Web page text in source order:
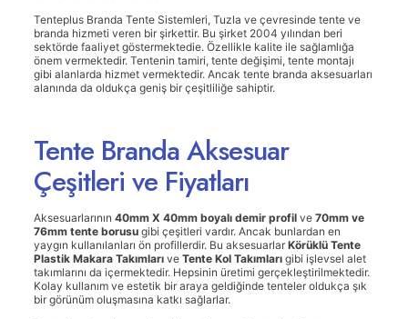
Tenteplus Branda Tente Sistemleri, Tuzla ve çevresinde tente ve
branda hizmeti veren bir şirkettir. Bu şirket 2004 yılından beri
sektörde faaliyet göstermektedie. Özellikle kalite ile sağlamlığa
önem vermektedir. Tentenin tamiri, tente değişimi, tente montajı
gibi alanlarda hizmet vermektedir. Ancak tente branda aksesuarları
alanında da oldukça geniş bir çeşitliliğe sahiptir.
Tente Branda Aksesuar
Çeşitleri ve Fiyatları
Aksesuarlarının 40mm X 40mm boyalı demir profilve 70mm ve
76mm tente borusu gibi çeşitleri vardır. Ancak bunlardan en
yaygın kullanılanları ön profillerdir. Bu aksesuarlarKörüklü Tente
Plastik Makara Takımları ve Tente Kol Takımları gibi işlevsel alet
takımlarını da içermektedir. Hepsinin üretimi gerçekleştirilmektedir.
Kolay kullanım ve estetik bir araya geldiğinde tenteler oldukça şık
bir görünüm oluşmasına katkı sağlarlar.